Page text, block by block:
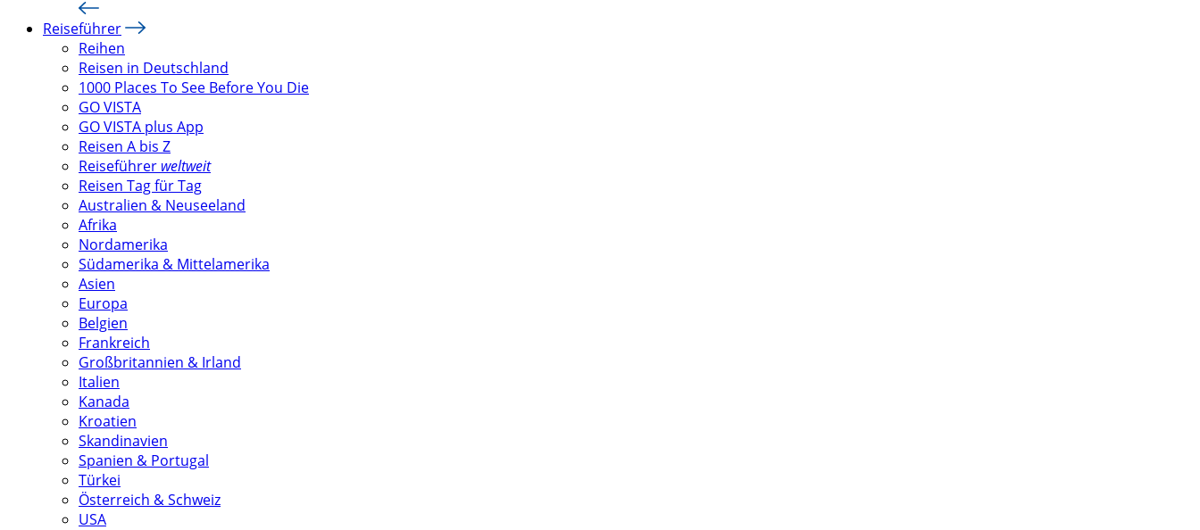
Reiseführer
Reihen
Reisen in Deutschland
1000 Places To See Before You Die
GO VISTA
GO VISTA plus App
Reisen A bis Z
Reiseführer weltweit
Reisen Tag für Tag
Australien & Neuseeland
Afrika
Nordamerika
Südamerika & Mittelamerika
Asien
Europa
Belgien
Frankreich
Großbritannien & Irland
Italien
Kanada
Kroatien
Skandinavien
Spanien & Portugal
Türkei
Österreich & Schweiz
USA